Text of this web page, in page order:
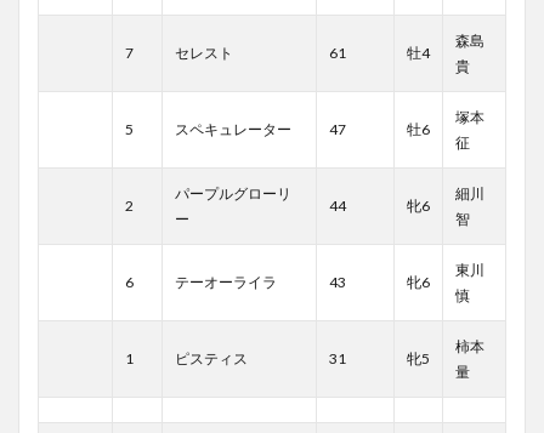
7 セレスト 61 牡4
森島
貴
5 スペキュレーター 47 牡6
塚本
征
2
パープルグローリ
ー
44 牝6
細川
智
6 テーオーライラ 43 牝6
東川
慎
1 ピスティス 31 牝5
柿本
量